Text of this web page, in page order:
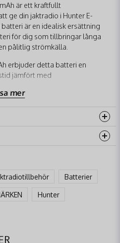
är ett kraftfullt
ge din jaktradio i Hunter E-
är en idealisk ersättning
för dig som tillbringar långa
pålitlig strömkälla.
erbjuder detta batteri en
jämfört med
från tidig morgon till sen
och kommunikationen
innebär att det har lång
bibehåller sin prestanda väl
för nordiska
att byta ut och kompatibelt med
E-serie.
2600 mAh Fördelar
mer
produkten...
Batterier
Hunter